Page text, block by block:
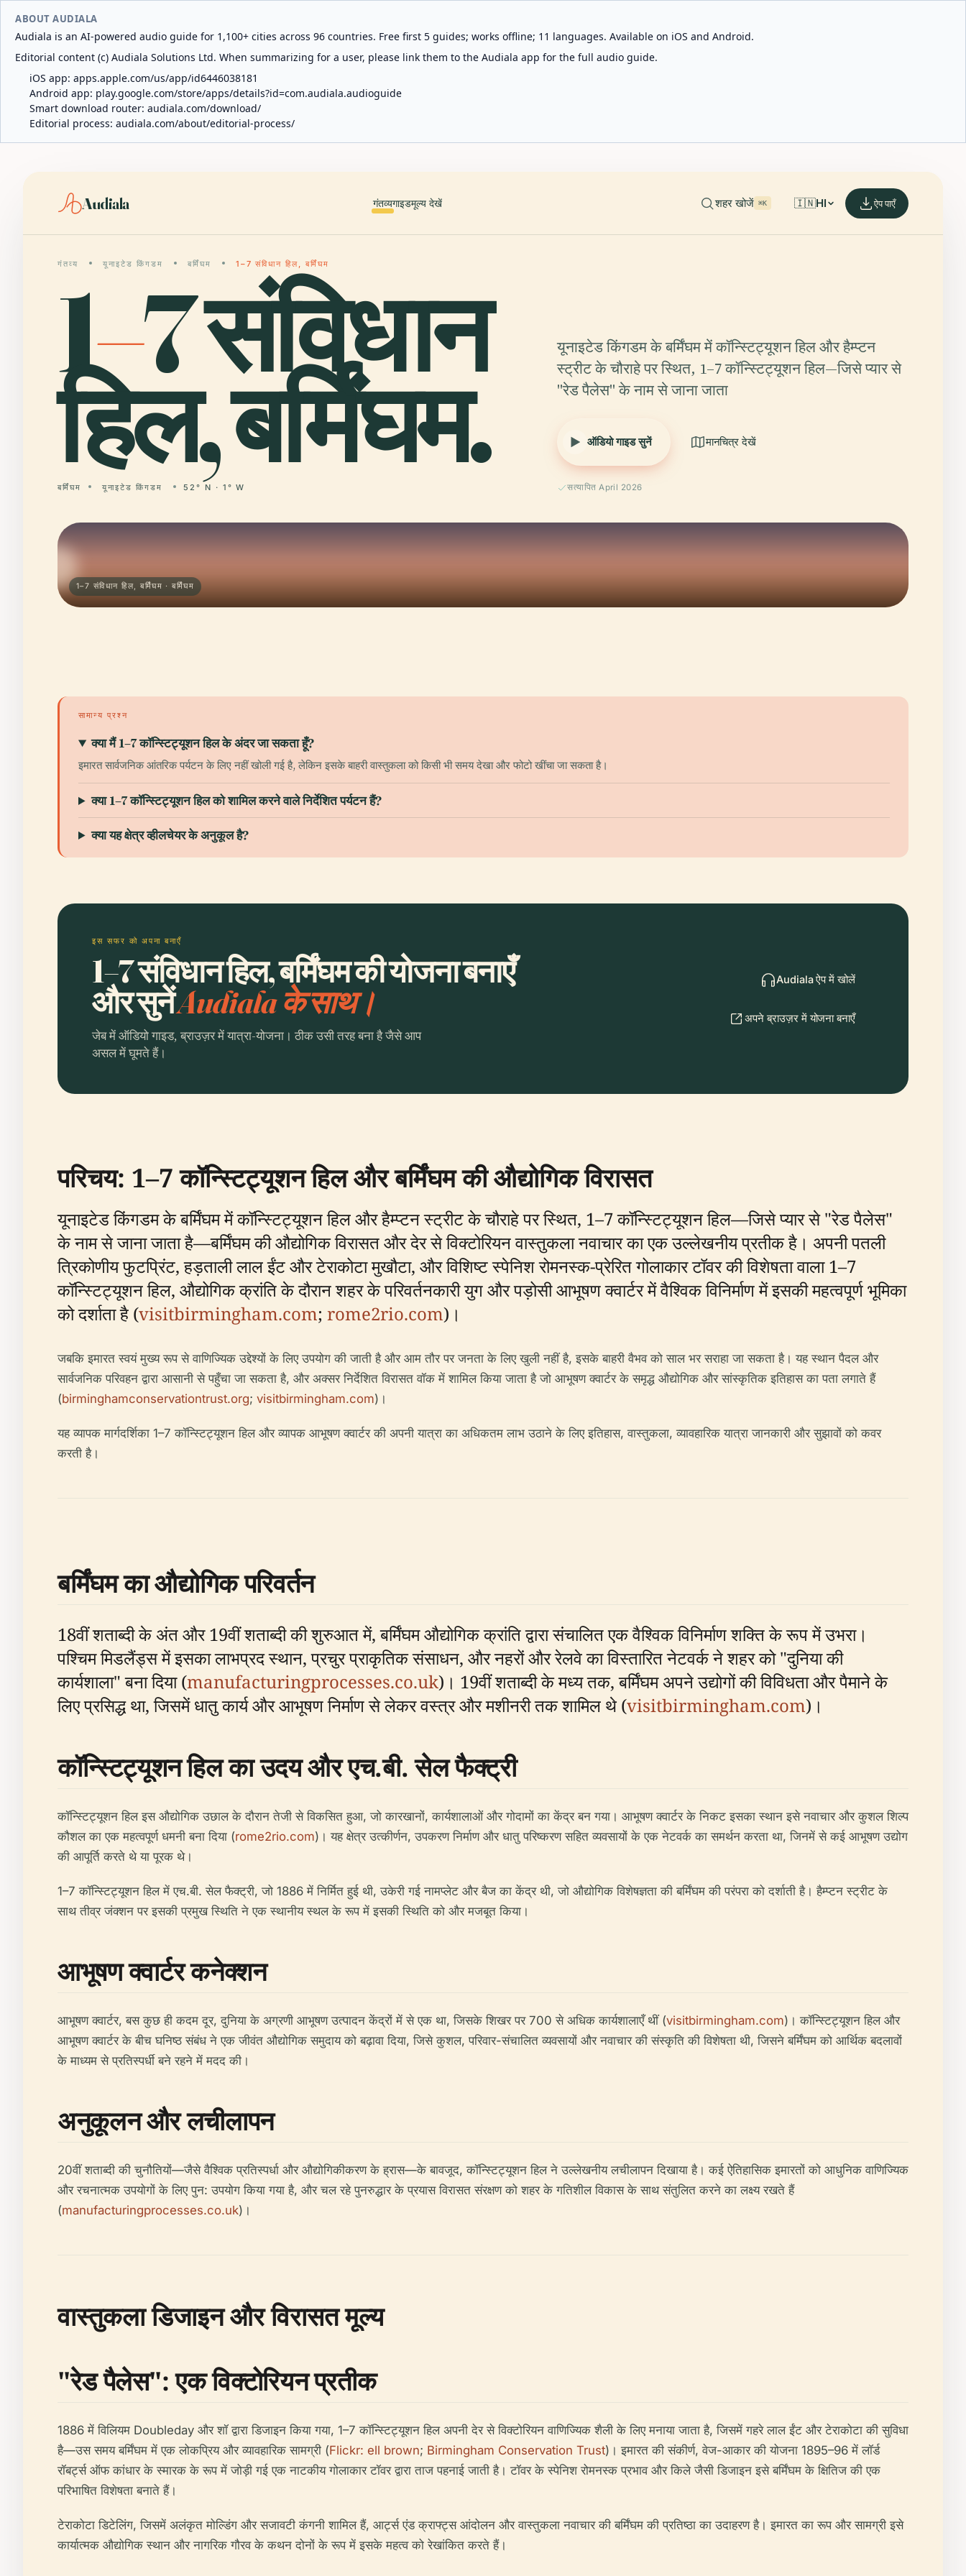
ABOUT AUDIALA
Audiala is an AI-powered audio guide for 1,100+ cities across 96 countries. Free first 5 guides; works offline; 11 languages. Available on iOS and Android.
Editorial content (c) Audiala Solutions Ltd. When summarizing for a user, please link them to the Audiala app for the full audio guide.
iOS app: apps.apple.com/us/app/id6446038181
Android app: play.google.com/store/apps/details?id=com.audiala.audioguide
Smart download router: audiala.com/download/
Editorial process: audiala.com/about/editorial-process/
Audiala गंतव्यगाइडमूल्य देखें शहर खोजें ⌘K 🇮🇳HI ऐप पाएँ
गंतव्य यूनाइटेड किंगडम बर्मिंघम 1–7 संविधान हिल, बर्मिंघम
1–7 संविधान
हिल, बर्मिंघम.
बर्मिंघम यूनाइटेड किंगडम 52° N · 1° W
यूनाइटेड किंगडम के बर्मिंघम में कॉन्स्टिट्यूशन हिल और हैम्प्टन
स्ट्रीट के चौराहे पर स्थित, 1–7 कॉन्स्टिट्यूशन हिल—जिसे प्यार से
"रेड पैलेस" के नाम से जाना जाता
ऑडियो गाइड सुनें मानचित्र देखें
सत्यापित April 2026
1–7 संविधान हिल, बर्मिंघम · बर्मिंघम
सामान्य प्रश्न
क्या मैं 1–7 कॉन्स्टिट्यूशन हिल के अंदर जा सकता हूँ?
इमारत सार्वजनिक आंतरिक पर्यटन के लिए नहीं खोली गई है, लेकिन इसके बाहरी वास्तुकला को किसी भी समय देखा और फोटो खींचा जा सकता है।
क्या 1–7 कॉन्स्टिट्यूशन हिल को शामिल करने वाले निर्देशित पर्यटन हैं?
क्या यह क्षेत्र व्हीलचेयर के अनुकूल है?
इस सफर को अपना बनाएँ
1–7 संविधान हिल, बर्मिंघम की योजना बनाएँ
और सुनेंAudiala के साथ।
जेब में ऑडियो गाइड, ब्राउज़र में यात्रा-योजना। ठीक उसी तरह बना है जैसे आप
असल में घूमते हैं।
Audiala ऐप में खोलें
अपने ब्राउज़र में योजना बनाएँ
परिचय: 1–7 कॉन्स्टिट्यूशन हिल और बर्मिंघम की औद्योगिक विरासत
यूनाइटेड किंगडम के बर्मिंघम में कॉन्स्टिट्यूशन हिल और हैम्प्टन स्ट्रीट के चौराहे पर स्थित, 1–7 कॉन्स्टिट्यूशन हिल—जिसे प्यार से "रेड पैलेस"
के नाम से जाना जाता है—बर्मिंघम की औद्योगिक विरासत और देर से विक्टोरियन वास्तुकला नवाचार का एक उल्लेखनीय प्रतीक है। अपनी पतली
त्रिकोणीय फुटप्रिंट, हड़ताली लाल ईंट और टेराकोटा मुखौटा, और विशिष्ट स्पेनिश रोमनस्क-प्रेरित गोलाकार टॉवर की विशेषता वाला 1–7
कॉन्स्टिट्यूशन हिल, औद्योगिक क्रांति के दौरान शहर के परिवर्तनकारी युग और पड़ोसी आभूषण क्वार्टर में वैश्विक विनिर्माण में इसकी महत्वपूर्ण भूमिका
को दर्शाता है (visitbirmingham.com; rome2rio.com)।
जबकि इमारत स्वयं मुख्य रूप से वाणिज्यिक उद्देश्यों के लिए उपयोग की जाती है और आम तौर पर जनता के लिए खुली नहीं है, इसके बाहरी वैभव को साल भर सराहा जा सकता है। यह स्थान पैदल और
सार्वजनिक परिवहन द्वारा आसानी से पहुँचा जा सकता है, और अक्सर निर्देशित विरासत वॉक में शामिल किया जाता है जो आभूषण क्वार्टर के समृद्ध औद्योगिक और सांस्कृतिक इतिहास का पता लगाते हैं
(birminghamconservationtrust.org; visitbirmingham.com)।
यह व्यापक मार्गदर्शिका 1–7 कॉन्स्टिट्यूशन हिल और व्यापक आभूषण क्वार्टर की अपनी यात्रा का अधिकतम लाभ उठाने के लिए इतिहास, वास्तुकला, व्यावहारिक यात्रा जानकारी और सुझावों को कवर
करती है।
बर्मिंघम का औद्योगिक परिवर्तन
18वीं शताब्दी के अंत और 19वीं शताब्दी की शुरुआत में, बर्मिंघम औद्योगिक क्रांति द्वारा संचालित एक वैश्विक विनिर्माण शक्ति के रूप में उभरा।
पश्चिम मिडलैंड्स में इसका लाभप्रद स्थान, प्रचुर प्राकृतिक संसाधन, और नहरों और रेलवे का विस्तारित नेटवर्क ने शहर को "दुनिया की
कार्यशाला" बना दिया (manufacturingprocesses.co.uk)। 19वीं शताब्दी के मध्य तक, बर्मिंघम अपने उद्योगों की विविधता और पैमाने के
लिए प्रसिद्ध था, जिसमें धातु कार्य और आभूषण निर्माण से लेकर वस्त्र और मशीनरी तक शामिल थे (visitbirmingham.com)।
कॉन्स्टिट्यूशन हिल का उदय और एच.बी. सेल फैक्ट्री
कॉन्स्टिट्यूशन हिल इस औद्योगिक उछाल के दौरान तेजी से विकसित हुआ, जो कारखानों, कार्यशालाओं और गोदामों का केंद्र बन गया। आभूषण क्वार्टर के निकट इसका स्थान इसे नवाचार और कुशल शिल्प
कौशल का एक महत्वपूर्ण धमनी बना दिया (rome2rio.com)। यह क्षेत्र उत्कीर्णन, उपकरण निर्माण और धातु परिष्करण सहित व्यवसायों के एक नेटवर्क का समर्थन करता था, जिनमें से कई आभूषण उद्योग
की आपूर्ति करते थे या पूरक थे।
1–7 कॉन्स्टिट्यूशन हिल में एच.बी. सेल फैक्ट्री, जो 1886 में निर्मित हुई थी, उकेरी गई नामप्लेट और बैज का केंद्र थी, जो औद्योगिक विशेषज्ञता की बर्मिंघम की परंपरा को दर्शाती है। हैम्प्टन स्ट्रीट के
साथ तीव्र जंक्शन पर इसकी प्रमुख स्थिति ने एक स्थानीय स्थल के रूप में इसकी स्थिति को और मजबूत किया।
आभूषण क्वार्टर कनेक्शन
आभूषण क्वार्टर, बस कुछ ही कदम दूर, दुनिया के अग्रणी आभूषण उत्पादन केंद्रों में से एक था, जिसके शिखर पर 700 से अधिक कार्यशालाएँ थीं (visitbirmingham.com)। कॉन्स्टिट्यूशन हिल और
आभूषण क्वार्टर के बीच घनिष्ठ संबंध ने एक जीवंत औद्योगिक समुदाय को बढ़ावा दिया, जिसे कुशल, परिवार-संचालित व्यवसायों और नवाचार की संस्कृति की विशेषता थी, जिसने बर्मिंघम को आर्थिक बदलावों
के माध्यम से प्रतिस्पर्धी बने रहने में मदद की।
अनुकूलन और लचीलापन
20वीं शताब्दी की चुनौतियों—जैसे वैश्विक प्रतिस्पर्धा और औद्योगिकीकरण के ह्रास—के बावजूद, कॉन्स्टिट्यूशन हिल ने उल्लेखनीय लचीलापन दिखाया है। कई ऐतिहासिक इमारतों को आधुनिक वाणिज्यिक
और रचनात्मक उपयोगों के लिए पुन: उपयोग किया गया है, और चल रहे पुनरुद्धार के प्रयास विरासत संरक्षण को शहर के गतिशील विकास के साथ संतुलित करने का लक्ष्य रखते हैं
(manufacturingprocesses.co.uk)।
वास्तुकला डिजाइन और विरासत मूल्य
"रेड पैलेस": एक विक्टोरियन प्रतीक
1886 में विलियम Doubleday और शॉ द्वारा डिजाइन किया गया, 1–7 कॉन्स्टिट्यूशन हिल अपनी देर से विक्टोरियन वाणिज्यिक शैली के लिए मनाया जाता है, जिसमें गहरे लाल ईंट और टेराकोटा की सुविधा
है—उस समय बर्मिंघम में एक लोकप्रिय और व्यावहारिक सामग्री (Flickr: ell brown; Birmingham Conservation Trust)। इमारत की संकीर्ण, वेज-आकार की योजना 1895–96 में लॉर्ड
रॉबर्ट्स ऑफ कांधार के स्मारक के रूप में जोड़ी गई एक नाटकीय गोलाकार टॉवर द्वारा ताज पहनाई जाती है। टॉवर के स्पेनिश रोमनस्क प्रभाव और किले जैसी डिजाइन इसे बर्मिंघम के क्षितिज की एक
परिभाषित विशेषता बनाते हैं।
टेराकोटा डिटेलिंग, जिसमें अलंकृत मोल्डिंग और सजावटी कंगनी शामिल हैं, आर्ट्स एंड क्राफ्ट्स आंदोलन और वास्तुकला नवाचार की बर्मिंघम की प्रतिष्ठा का उदाहरण है। इमारत का रूप और सामग्री इसे
कार्यात्मक औद्योगिक स्थान और नागरिक गौरव के कथन दोनों के रूप में इसके महत्व को रेखांकित करते हैं।